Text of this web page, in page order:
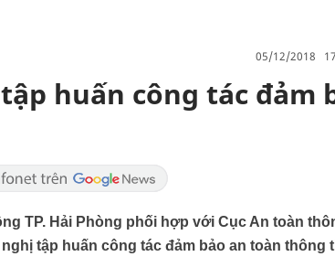
05/12/2018
huấn công tác đảm
TP. Hải Phòng phối hợp với Cục An toàn
tập huấn công tác đảm bảo an toàn thông